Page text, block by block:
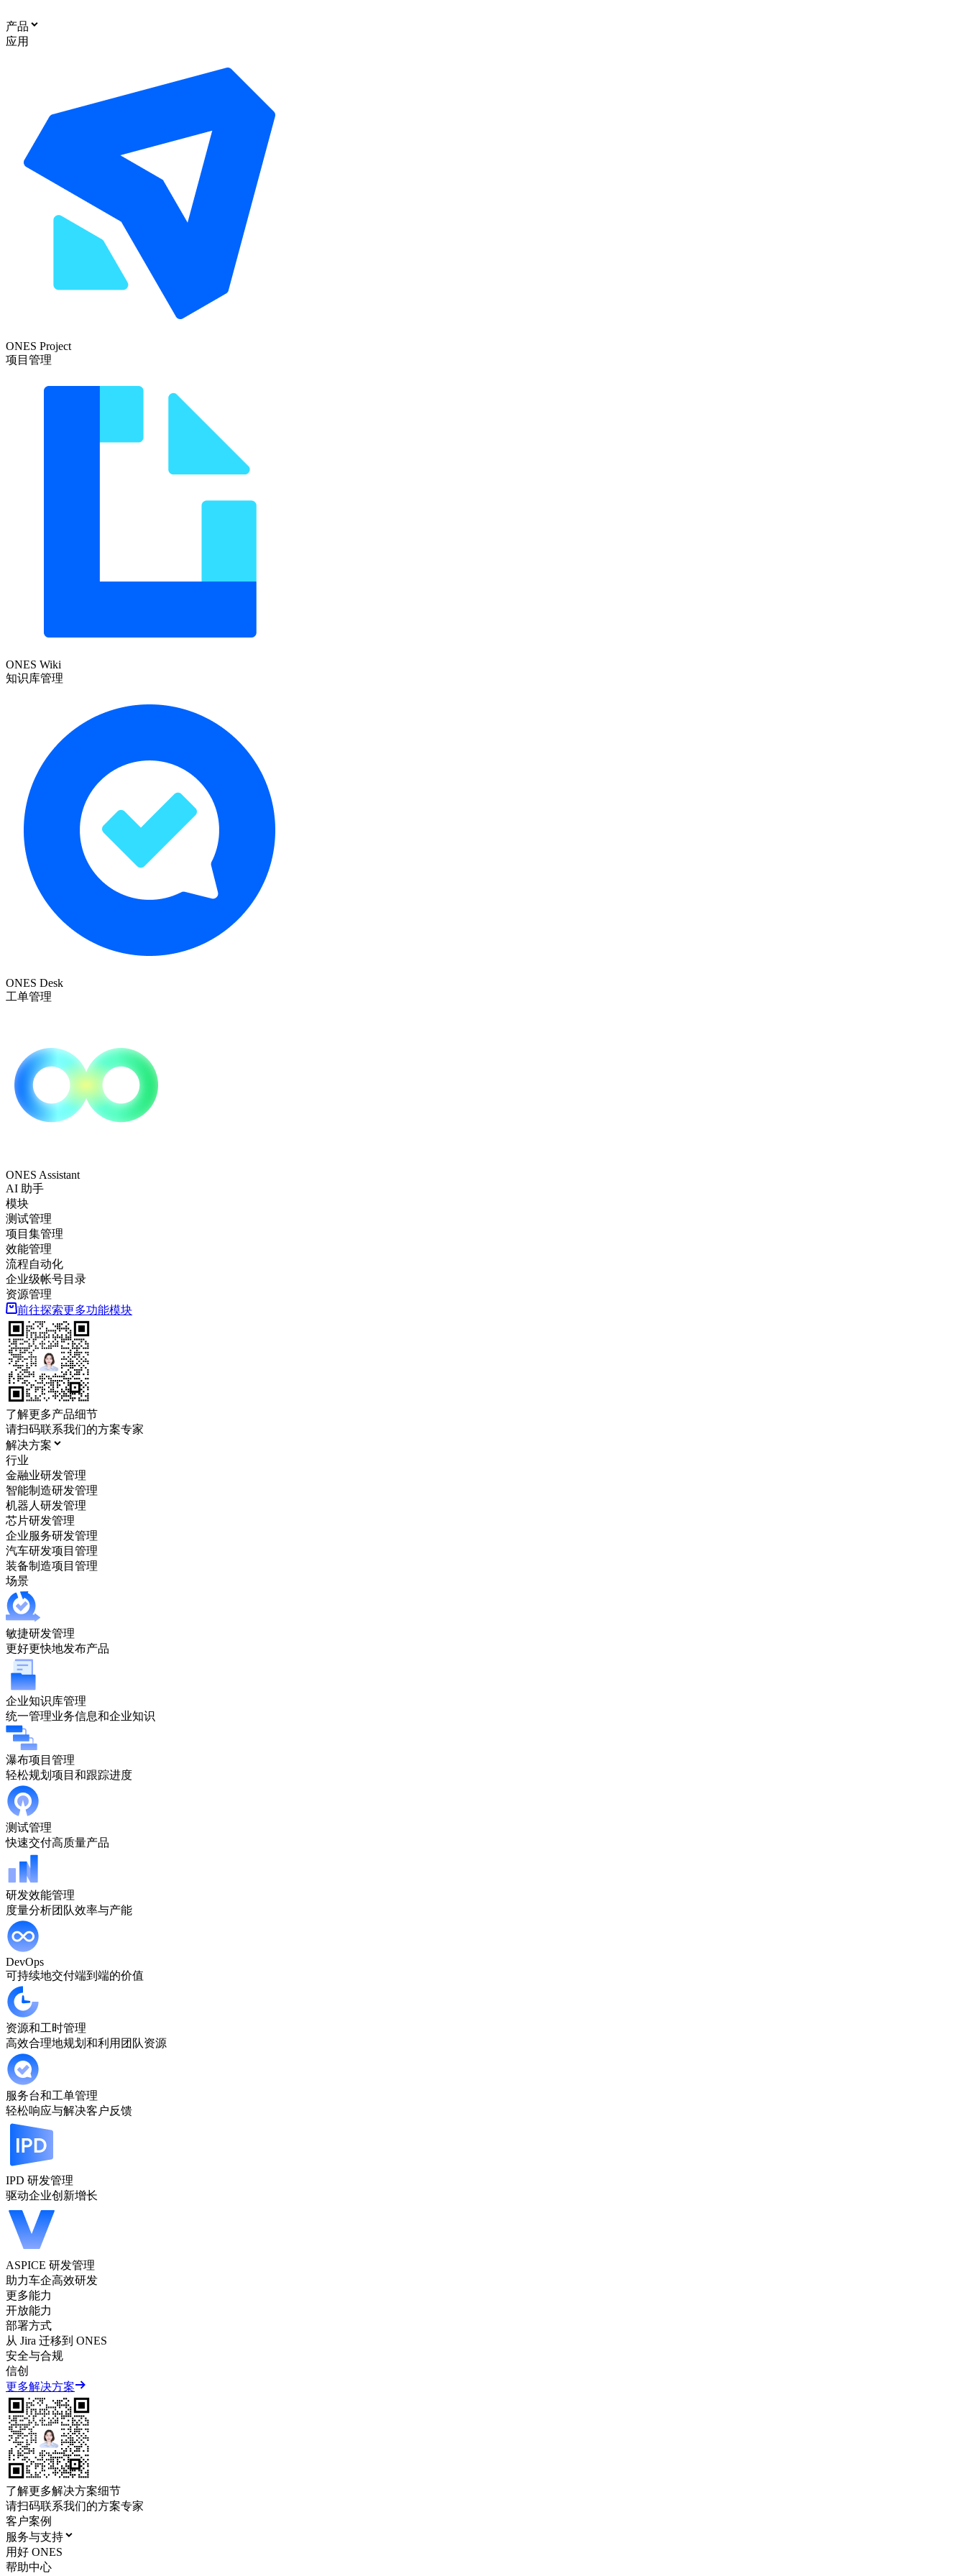
产品
应用
ONES Project
项目管理
ONES Wiki
知识库管理
ONES Desk
工单管理
ONES Assistant
AI 助手
模块
测试管理
项目集管理
效能管理
流程自动化
企业级帐号目录
资源管理
前往探索更多功能模块
了解更多产品细节
请扫码联系我们的方案专家
解决方案
行业
金融业研发管理
智能制造研发管理
机器人研发管理
芯片研发管理
企业服务研发管理
汽车研发项目管理
装备制造项目管理
场景
敏捷研发管理
更好更快地发布产品
企业知识库管理
统一管理业务信息和企业知识
瀑布项目管理
轻松规划项目和跟踪进度
测试管理
快速交付高质量产品
研发效能管理
度量分析团队效率与产能
DevOps
可持续地交付端到端的价值
资源和工时管理
高效合理地规划和利用团队资源
服务台和工单管理
轻松响应与解决客户反馈
IPD 研发管理
驱动企业创新增长
ASPICE 研发管理
助力车企高效研发
更多能力
开放能力
部署方式
从 Jira 迁移到 ONES
安全与合规
信创
更多解决方案
了解更多解决方案细节
请扫码联系我们的方案专家
客户案例
服务与支持
用好 ONES
帮助中心